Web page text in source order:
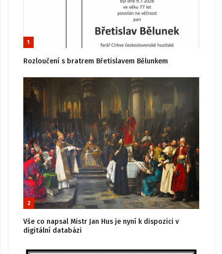
1
Rozloučení s bratrem Břetislavem Bělunkem
2
Vše co napsal Mistr Jan Hus je nyní k dispozici v
digitální databázi